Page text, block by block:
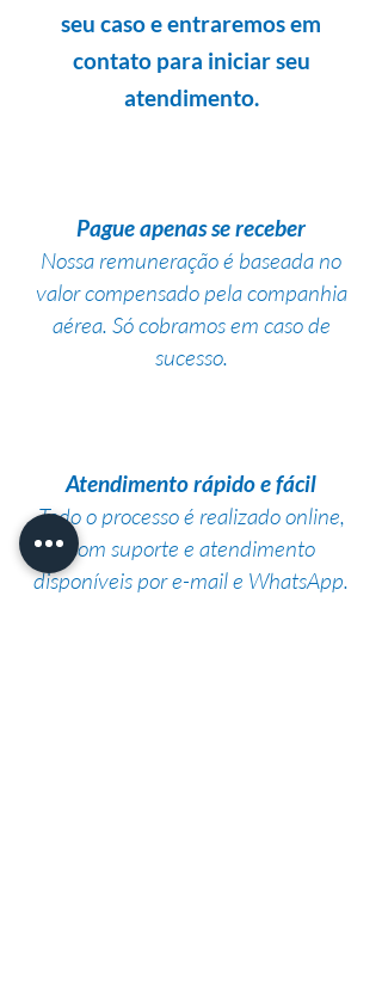
seu caso e entraremos em
contato para iniciar seu
atendimento.
Pague apenas se receber
Nossa remuneração é baseada no
valor compensado pela companhia
aérea. Só cobramos em caso de
sucesso.
Atendimento rápido e fácil
Todo o processo é realizado online,
com suporte e atendimento
disponíveis por e-mail e WhatsApp.